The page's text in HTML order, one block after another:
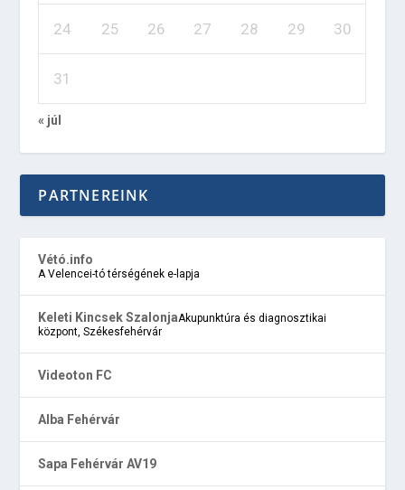
24 25 26 27 28 29 30
31
« júl
PARTNEREINK
Vétó.info
A Velencei-tó térségének e-lapja
Keleti Kincsek SzalonjaAkupunktúra és diagnosztikai
központ, Székesfehérvár
Videoton FC
Alba Fehérvár
Sapa Fehérvár AV19